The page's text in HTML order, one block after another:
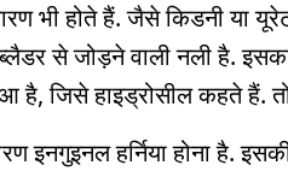
भी होते हैं. जैसे किडनी या
से जोड़ने वाली नली है.
है, जिसे हाइड्रोसील कहते हैं.
इनगुइनल हर्निया होना है.